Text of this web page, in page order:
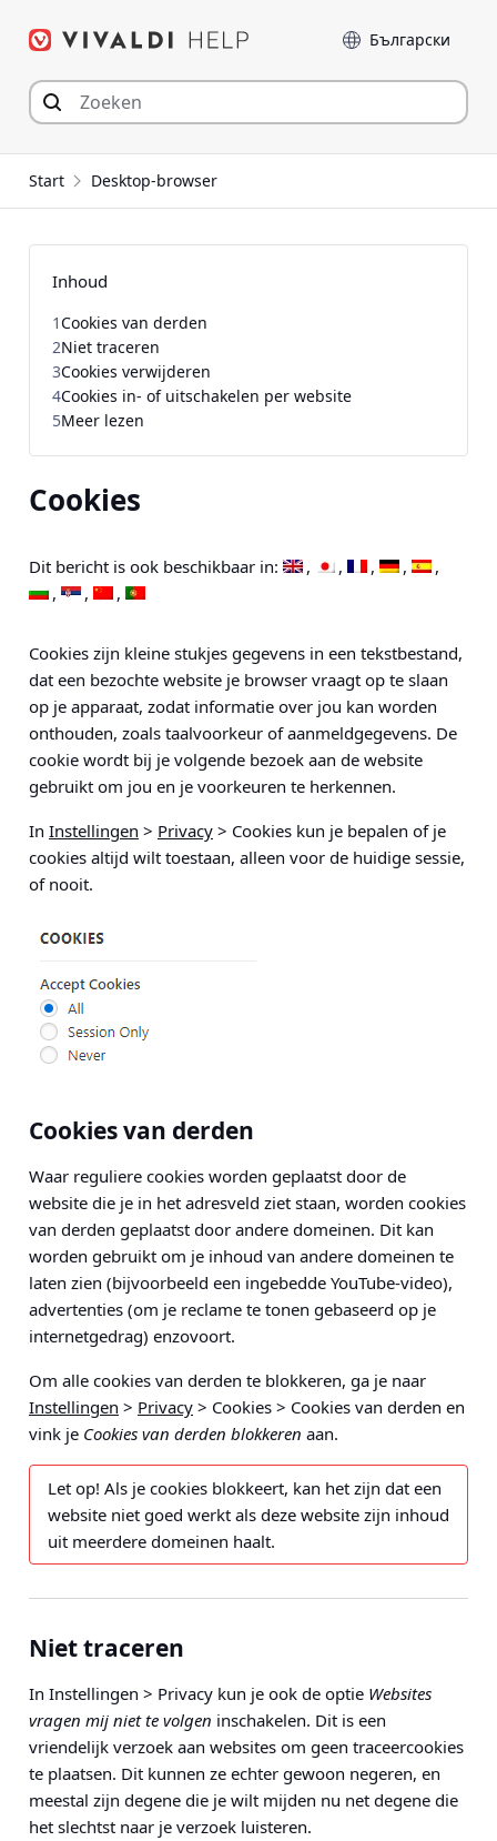
naar
Taal
Start Desktop-browser
Cookies
Dit bericht is ook beschikbaar in:
Cookies zijn kleine stukjes gegevens in een tekstbestand,
dat een bezochte website je browser vraagt op te slaan
op je apparaat, zodat informatie over jou kan worden
onthouden, zoals taalvoorkeur of aanmeldgegevens. De
cookie wordt bij je volgende bezoek aan de website
gebruikt om jou en je voorkeuren te herkennen.
In Instellingen > Privacy > Cookies kun je bepalen of je
cookies altijd wilt toestaan, alleen voor de huidige sessie,
of nooit.
Cookies van derden
Waar reguliere cookies worden geplaatst door de
website die je in het adresveld ziet staan, worden cookies
van derden geplaatst door andere domeinen. Dit kan
worden gebruikt om je inhoud van andere domeinen te
laten zien (bijvoorbeeld een ingebedde YouTube-video),
advertenties (om je reclame te tonen gebaseerd op je
internetgedrag) enzovoort.
Om alle cookies van derden te blokkeren, ga je naar
Instellingen > Privacy > Cookies > Cookies van derden en
vink je Cookies van derden blokkeren aan.
Let op! Als je cookies blokkeert, kan het zijn dat een
website niet goed werkt als deze website zijn inhoud
uit meerdere domeinen haalt.
Niet traceren
In Instellingen > Privacy kun je ook de optie Websites
vragen mij niet te volgen inschakelen. Dit is een
vriendelijk verzoek aan websites om geen traceercookies
te plaatsen. Dit kunnen ze echter gewoon negeren, en
meestal zijn degene die je wilt mijden nu net degene die
het slechtst naar je verzoek luisteren.
Inhoud
1Cookies van derden
2Niet traceren
3Cookies verwijderen
4Cookies in- of uitschakelen per website
5Meer lezen